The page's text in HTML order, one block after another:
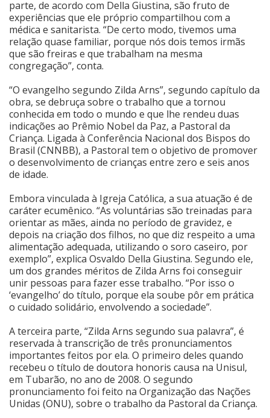
parte, de acordo com Della Giustina, são fruto de
experiências que ele próprio compartilhou com a
médica e sanitarista. “De certo modo, tivemos uma
relação quase familiar, porque nós dois temos irmãs
que são freiras e que trabalham na mesma
congregação”, conta.
“O evangelho segundo Zilda Arns”, segundo capítulo da
obra, se debruça sobre o trabalho que a tornou
conhecida em todo o mundo e que lhe rendeu duas
indicações ao Prêmio Nobel da Paz, a Pastoral da
Criança. Ligada à Conferência Nacional dos Bispos do
Brasil (CNNBB), a Pastoral tem o objetivo de promover
o desenvolvimento de crianças entre zero e seis anos
de idade.
Embora vinculada à Igreja Católica, a sua atuação é de
caráter ecumênico. “As voluntárias são treinadas para
orientar as mães, ainda no período de gravidez, e
depois na criação dos filhos, no que diz respeito a uma
alimentação adequada, utilizando o soro caseiro, por
exemplo”, explica Osvaldo Della Giustina. Segundo ele,
um dos grandes méritos de Zilda Arns foi conseguir
unir pessoas para fazer esse trabalho. “Por isso o
‘evangelho’ do título, porque ela soube pôr em prática
o cuidado solidário, envolvendo a sociedade”.
A terceira parte, “Zilda Arns segundo sua palavra”, é
reservada à transcrição de três pronunciamentos
importantes feitos por ela. O primeiro deles quando
recebeu o título de doutora honoris causa na Unisul,
em Tubarão, no ano de 2008. O segundo
pronunciamento foi feito na Organização das Nações
Unidas (ONU), sobre o trabalho da Pastoral da Criança.